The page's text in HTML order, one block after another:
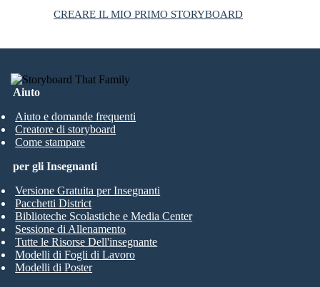
CREARE IL MIO PRIMO STORYBOARD
Aiuto
Aiuto e domande frequenti
Creatore di storyboard
Come stampare
per gli Insegnanti
Versione Gratuita per Insegnanti
Pacchetti District
Biblioteche Scolastiche e Media Center
Sessione di Allenamento
Tutte le Risorse Dell'insegnante
Modelli di Fogli di Lavoro
Modelli di Poster